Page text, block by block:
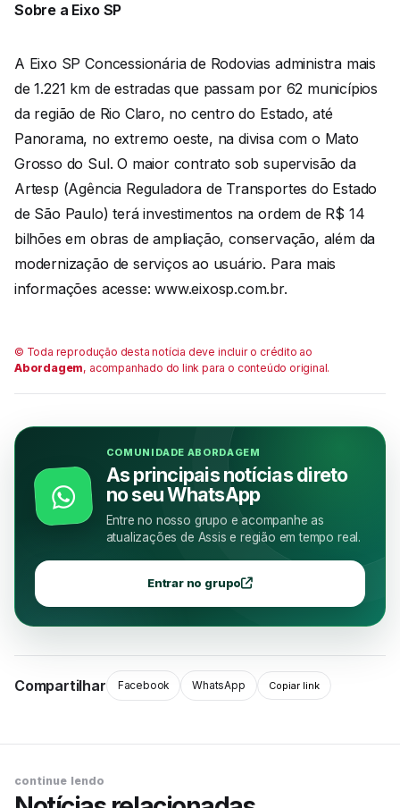
Sobre a Eixo SP
A Eixo SP Concessionária de Rodovias administra mais
de 1.221 km de estradas que passam por 62 municípios
da região de Rio Claro, no centro do Estado, até
Panorama, no extremo oeste, na divisa com o Mato
Grosso do Sul. O maior contrato sob supervisão da
Artesp (Agência Reguladora de Transportes do Estado
de São Paulo) terá investimentos na ordem de R$ 14
bilhões em obras de ampliação, conservação, além da
modernização de serviços ao usuário. Para mais
informações acesse: www.eixosp.com.br.
© Toda reprodução desta notícia deve incluir o crédito ao
Abordagem, acompanhado do link para o conteúdo original.
COMUNIDADE ABORDAGEM
As principais notícias direto
no seu WhatsApp
Entre no nosso grupo e acompanhe as
atualizações de Assis e região em tempo real.
Entrar no grupo
Compartilhar Facebook WhatsApp Copiar link
continue lendo